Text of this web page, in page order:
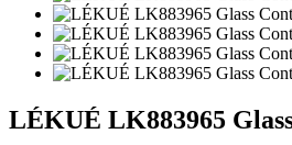
LÉKUÉ LK883965